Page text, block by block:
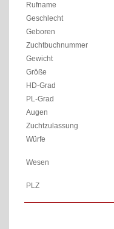
Rufname
Geschlecht
Geboren
Zuchtbuchnummer
Gewicht
Größe
HD-Grad
PL-Grad
Augen
Zuchtzulassung
Würfe
Wesen
PLZ